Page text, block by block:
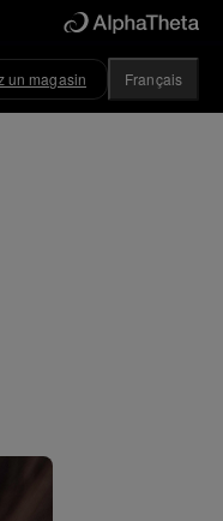
un magasin Français